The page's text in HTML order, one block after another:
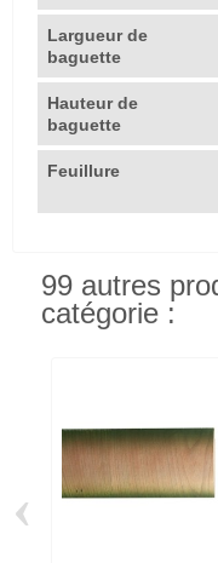
Largueur de
baguette
Hauteur de
baguette
Feuillure
99 autres
catégorie :
‹